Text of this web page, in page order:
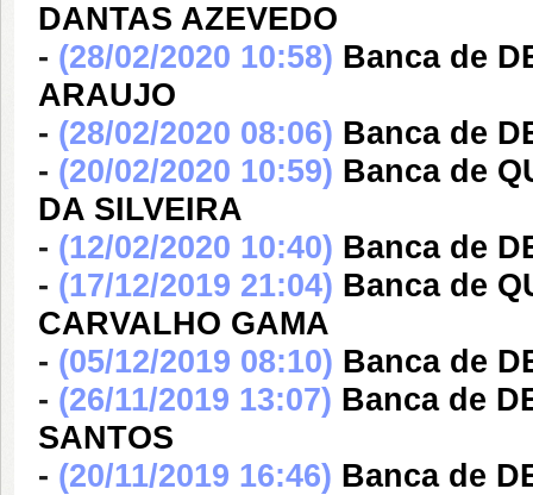
DANTAS AZEVEDO
- (28/02/2020 10:58) Banca de
ARAUJO
- (28/02/2020 08:06) Banca de
- (20/02/2020 10:59) Banca de
DA SILVEIRA
- (12/02/2020 10:40) Banca de
- (17/12/2019 21:04) Banca de
CARVALHO GAMA
- (05/12/2019 08:10) Banca de
- (26/11/2019 13:07) Banca de
SANTOS
- (20/11/2019 16:46) Banca de